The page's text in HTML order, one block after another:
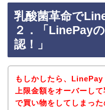
乳酸菌革命で
２．「LinePay
認！」
もしかしたら、LinePay
上限金額をオーバーし
で買い物をしてしまった